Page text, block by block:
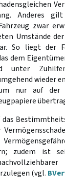
Anderes
zwar
Umstände
So liegt der
dem
unter
wieder
nur auf der
zudem ist
(vgl.